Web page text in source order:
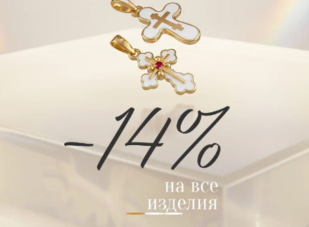
Цепи
Чётки
Шнурки на
шею